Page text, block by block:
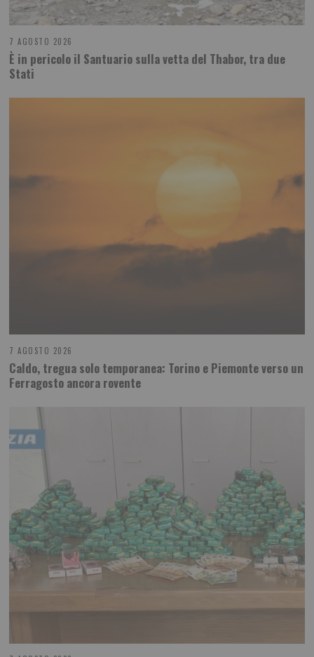
7 AGOSTO 2026
È in pericolo il Santuario sulla vetta del Thabor, tra due
Stati
7 AGOSTO 2026
Caldo, tregua solo temporanea: Torino e Piemonte verso un
Ferragosto ancora rovente